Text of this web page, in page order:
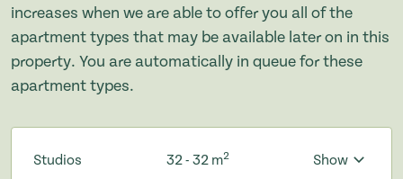
increases when we are able to offer you all of the
apartment types that may be available later on in this
property. You are automatically in queue for these
apartment types.
Studios 32 - 32 m2 Show